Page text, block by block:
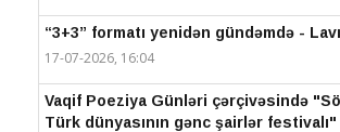
“3+3” formatı yenidən gündəmdə -
17-07-2026, 16:04
Vaqif Poeziya Günləri çərçivəsində
Türk dünyasının gənc şairlər